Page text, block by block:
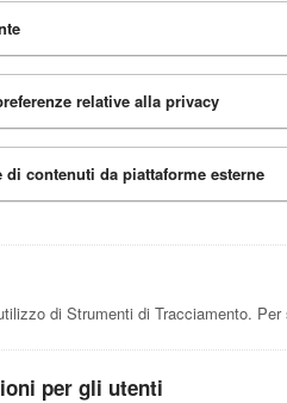
relative alla privacy
contenuti da piattaforme esterne
di Strumenti di Tracciamento.
per gli utenti